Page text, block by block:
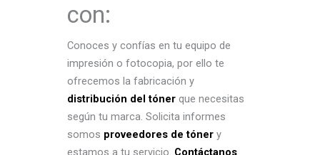
con:
Conoces y confías en tu equipo de
impresión o fotocopia, por ello te
ofrecemos la fabricación y
distribución del tóner que necesitas
según tu marca. Solicita informes
somos proveedores de tóner y
estamos a tu servicio. Contáctanos